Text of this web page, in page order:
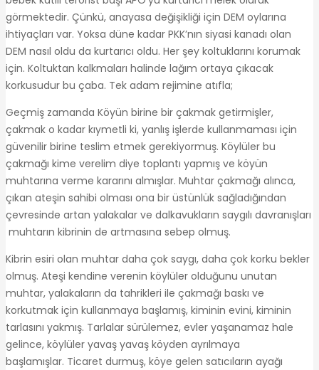
görmektedir. Çünkü, anayasa değişikliği için DEM oylarına
ihtiyaçları var. Yoksa düne kadar PKK’nın siyasi kanadı olan
DEM nasıl oldu da kurtarıcı oldu. Her şey koltuklarını korumak
için. Koltuktan kalkmaları halinde lağım ortaya çıkacak
korkusudur bu çaba. Tek adam rejimine atıfla;
Geçmiş zamanda Köyün birine bir çakmak getirmişler,
çakmak o kadar kıymetli ki, yanlış işlerde kullanmaması için
güvenilir birine teslim etmek gerekiyormuş. Köylüler bu
çakmağı kime verelim diye toplantı yapmış ve köyün
muhtarına verme kararını almışlar. Muhtar çakmağı alınca,
çıkan ateşin sahibi olması ona bir üstünlük sağladığından
çevresinde artan yalakalar ve dalkavukların saygılı davranışları
muhtarın kibrinin de artmasına sebep olmuş.
Kibrin esiri olan muhtar daha çok saygı, daha çok korku bekler
olmuş. Ateşi kendine verenin köylüler olduğunu unutan
muhtar, yalakaların da tahrikleri ile çakmağı baskı ve
korkutmak için kullanmaya başlamış, kiminin evini, kiminin
tarlasını yakmış. Tarlalar sürülemez, evler yaşanamaz hale
gelince, köylüler yavaş yavaş köyden ayrılmaya
başlamışlar. Ticaret durmuş, köye gelen satıcıların ayağı